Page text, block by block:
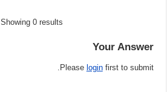
Showing 0 results
Your Answer
Please loginfirst to submit.